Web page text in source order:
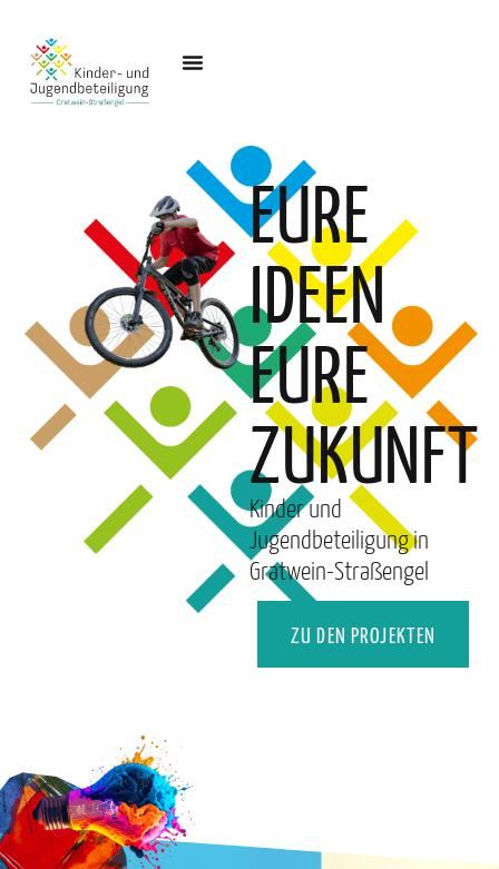
EURE
IDEEN
EURE
ZUKUNFT
Kinder und
Jugendbeteiligung in
Gratwein-Straßengel
ZU DEN PROJEKTEN